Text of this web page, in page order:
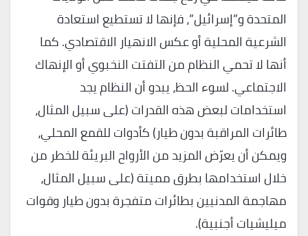
المتحدة و”إسرائيل”، فإنها لا تستطيع استعادة
الشرعية المحلية أو عكس الانهيار الاقتصادي. كما
أنها لا تحمي النظام من التفتت النخبوي أو الإنهاك
الاجتماعي. لسوء الحظ، يبدو أن النظام يجد
استخدامات لبعض هذه القدرات (على سبيل المثال،
طائرات المراقبة بدون طيار) كأدوات للقمع المحلي،
ويمكن أن يعرّض المزيد من الأرواح البريئة للخطر من
خلال استخدامها بطرق مميتة (على سبيل المثال،
مهاجمة المدنيين بطائرات متفجرة بدون طيار وقوات
ميليشيات أجنبية).